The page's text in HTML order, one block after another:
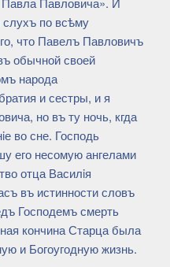
слухъ по всѣму
что Павелъ Павловичъ
обычной своей
народа
и сестры, и я
но въ ту ночь, кгда
во сне. Господь
его несомую ангелами
отца Василiя
въ истинности словъ
Господемъ смерть
кончина Старца была
и Богоугодную жизнь.